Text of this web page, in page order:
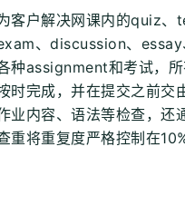
客户解决网课内的quiz、
、discussion、
种assignment和考试，
时完成，并在提交之前交
业内容、语法等检查，还
重将重复度严格控制在